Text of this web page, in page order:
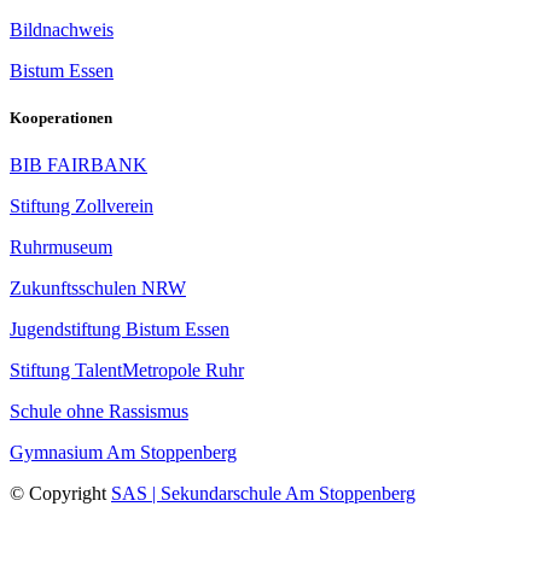
Bildnachweis
Bistum Essen
Kooperationen
BIB FAIRBANK
Stiftung Zollverein
Ruhrmuseum
Zukunftsschulen NRW
Jugendstiftung Bistum Essen
Stiftung TalentMetropole Ruhr
Schule ohne Rassismus
Gymnasium Am Stoppenberg
© Copyright SAS | Sekundarschule Am Stoppenberg